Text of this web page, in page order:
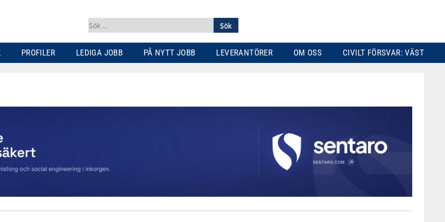
Sök
efter:
PROFILER LEDIGA JOBB PÅ NYTT JOBB LEVERANTÖRER OM OSS CIVILT FÖRSVAR: VÄST